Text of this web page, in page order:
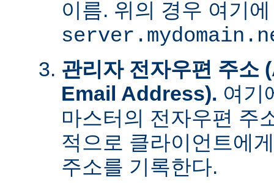
이름. 위의 경우 여기에
관리자 전자우편 주
Email Address). 여기
마스터의 전자우편 주
적으로 클라이언트에
주소를 기록한다.